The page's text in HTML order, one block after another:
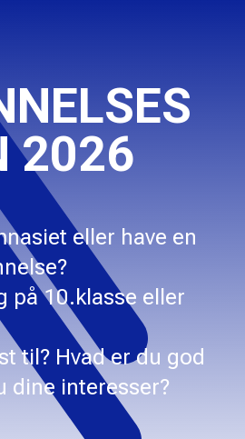
2026
eller have en
på 10.klasse eller
til? Hvad er du god
dine interesser?